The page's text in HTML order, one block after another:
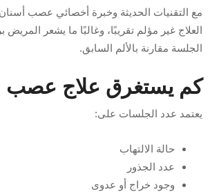
مع التقنيات الحديثة وخبرة أخصائي عصب
العلاج غير مؤلم تقريبًا، وغالبًا ما يشعر المريض
الجلسة مقارنة بالألم السابق.
كم يستغرق علاج عصب
يعتمد عدد الجلسات على:
حالة الالتهاب
عدد الجذور
وجود خراج أو عدوى